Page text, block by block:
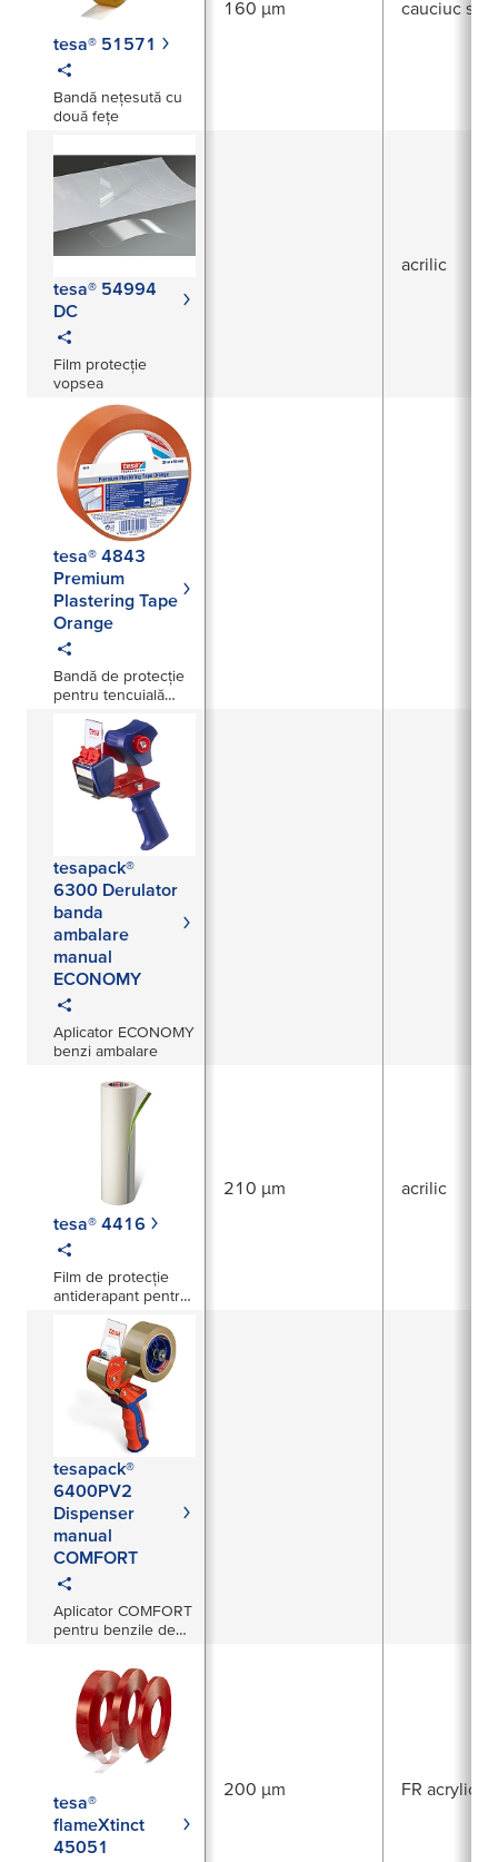
tesa® 51571
Bandă nețesută cu
două fețe
160 µm cauciuc
tesa® 54994
DC
Film protecție
vopsea
acrilic
tesa® 4843
Premium
Plastering Tape
Orange
Bandă de protecție
pentru tencuială
proteja profilele și
fațadele sensibile
tesapack®
6300 Derulator
banda
ambalare
manual
ECONOMY
Aplicator ECONOMY
benzi ambalare
tesa® 4416
Film de protecție
antiderapant pentru
pardoseli
210 µm acrilic
tesapack®
6400PV2
Dispenser
manual
COMFORT
Aplicator COMFORT
pentru benzile de
tesa®
flameXtinct
45051
200 µm FR acrylic